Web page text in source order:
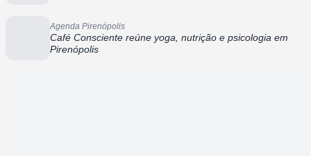
Agenda Pirenópolis
Café Consciente reúne yoga, nutrição e psicologia em
Pirenópolis